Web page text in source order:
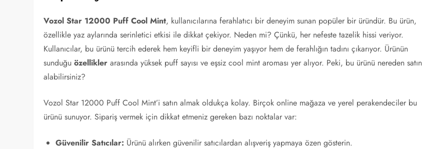
Vozol Star 12000 Puff Cool Mint, kullanıcılarına ferahlatıcı bir deneyim sunan popüler bir üründür. Bu ürün,
özellikle yaz aylarında serinletici etkisi ile dikkat çekiyor. Neden mi? Çünkü, her nefeste tazelik hissi veriyor.
Kullanıcılar, bu ürünü tercih ederek hem keyifli bir deneyim yaşıyor hem de ferahlığın tadını çıkarıyor. Ürünün
sunduğuözellikler arasında yüksek puff sayısı ve eşsiz cool mint aroması yer alıyor. Peki, bu ürünü nereden satın
alabilirsiniz?
Vozol Star 12000 Puff Cool Mint’i satın almak oldukça kolay. Birçok online mağaza ve yerel perakendeciler bu
ürünü sunuyor. Sipariş vermek için dikkat etmeniz gereken bazı noktalar var:
Güvenilir Satıcılar: Ürünü alırken güvenilir satıcılardan alışveriş yapmaya özen gösterin.